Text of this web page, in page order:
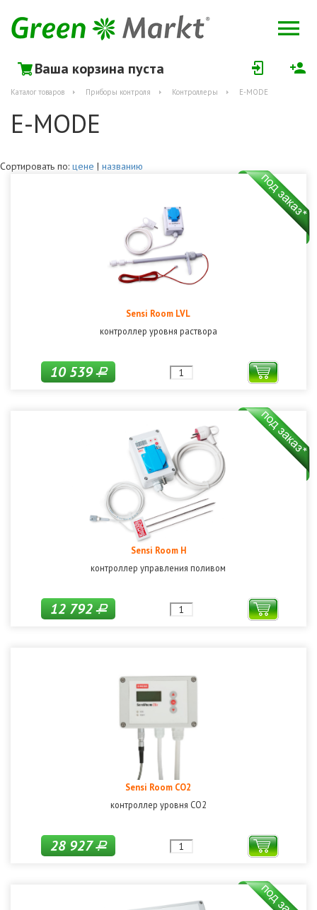
Ваша корзина пуста
Каталог товаров Приборы контроля Контроллеры E-MODE
E-MODE
Сортировать по: цене | названию
Sensi Room LVL
контроллер уровня раствора
10 539Р
Sensi Room H
контроллер управления поливом
12 792Р
Sensi Room CO2
контроллер уровня СО2
28 927Р